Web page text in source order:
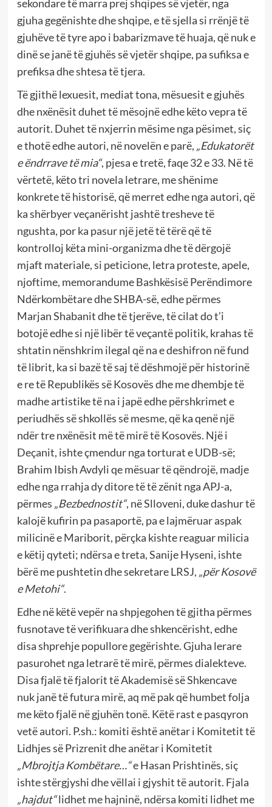
sekondare të marra prej shqipes së vjetër, nga
gjuha gegënishte dhe shqipe, e të sjella si rrënjë të
gjuhëve të tyre apo i babarizmave të huaja, që nuk e
dinë se janë të gjuhës së vjetër shqipe, pa sufiksa e
prefiksa dhe shtesa të tjera.
Të gjithë lexuesit, mediat tona, mësuesit e gjuhës
dhe nxënësit duhet të mësojnë edhe këto vepra të
autorit. Duhet të nxjerrin mësime nga pësimet, siç
e thotë edhe autori, në novelën e parë, „Edukatorët
e ëndrrave të mia“, pjesa e tretë, faqe 32 e 33. Në të
vërtetë, këto tri novela letrare, me shënime
konkrete të historisë, që merret edhe nga autori, që
ka shërbyer veçanërisht jashtë tresheve të
ngushta, por ka pasur një jetë të tërë që të
kontrolloj këta mini-organizma dhe të dërgojë
mjaft materiale, si peticione, letra proteste, apele,
njoftime, memorandume Bashkësisë Perëndimore
Ndërkombëtare dhe SHBA-së, edhe përmes
Marjan Shabanit dhe të tjerëve, të cilat do t’i
botojë edhe si një libër të veçantë politik, krahas të
shtatin nënshkrim ilegal që na e deshifron në fund
të librit, ka si bazë të saj të dëshmojë për historinë
e re të Republikës së Kosovës dhe me dhembje të
madhe artistike të na i japë edhe përshkrimet e
periudhës së shkollës së mesme, që ka qenë një
ndër tre nxënësit më të mirë të Kosovës. Një i
Deçanit, ishte çmendur nga torturat e UDB-së;
Brahim Ibish Avdyli qe mësuar të qëndrojë, madje
edhe nga rrahja dy ditore të të zënit nga APJ-a,
përmes „Bezbednostit“, në Slloveni, duke dashur të
kalojë kufirin pa pasaportë, pa e lajmëruar aspak
milicinë e Mariborit, përçka kishte reaguar milicia
e këtij qyteti; ndërsa e treta, Sanije Hyseni, ishte
bërë me pushtetin dhe sekretare LRSJ, „për Kosovë
e Metohi“.
Edhe në këtë vepër na shpjegohen të gjitha përmes
fusnotave të verifikuara dhe shkencërisht, edhe
disa shprehje popullore gegërishte. Gjuha lerare
pasurohet nga letrarë të mirë, përmes dialekteve.
Disa fjalë të fjalorit të Akademisë së Shkencave
nuk janë të futura mirë, aq më pak që humbet folja
me këto fjalë në gjuhën tonë. Këtë rast e pasqyron
vetë autori. P.sh.: komiti është anëtar i Komitetit të
Lidhjes së Prizrenit dhe anëtar i Komitetit
„Mbrojtja Kombëtare…“e Hasan Prishtinës, siç
ishte stërgjyshi dhe vëllai i gjyshit të autorit. Fjala
„hajdut“lidhet me hajninë, ndërsa komiti lidhet me